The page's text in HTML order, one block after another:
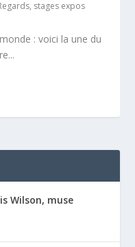
, stages expos
: voici la une du
Wilson, muse